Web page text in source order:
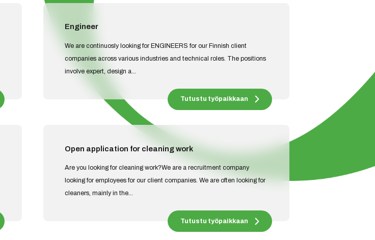
Engineer
We are continuosly looking for ENGINEERS for our Finnish client
companies across various industries and technical roles. The positions
involve expert, design a...
Tutustu työpaikkaan
Open application for cleaning work
Are you looking for cleaning work?We are a recruitment company
looking for employees for our client companies. We are often looking for
cleaners, mainly in the...
Tutustu työpaikkaan